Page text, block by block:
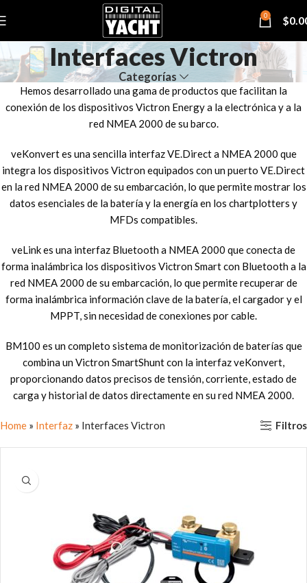
0 $
Interfaces Victron
Categorías
Hemos desarrollado una gama de productos que facilitan la
conexión de los dispositivos Victron Energy a la electrónica y a la
red NMEA 2000 de su barco.
veKonvert es una sencilla interfaz VE.Direct a NMEA 2000 que
integra los dispositivos Victron equipados con un puerto VE.Direct
en la red NMEA 2000 de su embarcación, lo que permite mostrar los
datos esenciales de la batería y la energía en los chartplotters y
MFDs compatibles.
veLink es una interfaz Bluetooth a NMEA 2000 que conecta de
forma inalámbrica los dispositivos Victron Smart con Bluetooth a la
red NMEA 2000 de su embarcación, lo que permite recuperar de
forma inalámbrica información clave de la batería, el cargador y el
MPPT, sin necesidad de conexiones por cable.
BM100 es un completo sistema de monitorización de baterías que
combina un Victron SmartShunt con la interfaz veKonvert,
proporcionando datos precisos de tensión, corriente, estado de
carga y historial de datos directamente en su red NMEA 2000.
Home » Interfaz » Interfaces Victron Filtros